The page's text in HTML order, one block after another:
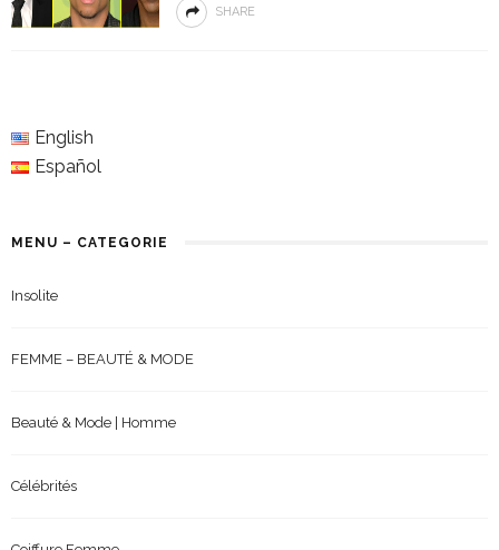
SHARE
English
Español
MENU – CATEGORIE
Insolite
FEMME – BEAUTÉ & MODE
Beauté & Mode | Homme
Célébrités